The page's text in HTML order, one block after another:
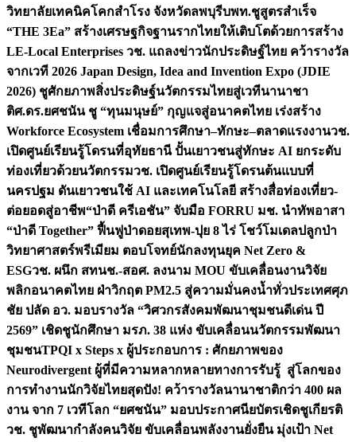
วิทยาลัยเทคนิคโคกสำโรง จังหวัดลพบุรีบพท.ชูสูตรสำเร็จ
“THE 3Ea” สร้างเศรษฐกิจฐานรากไทยให้เติบโตด้วยการสร้าง
LE-Local Enterprises วช. แถลงข่าวนักประดิษฐ์ไทย คว้ารางวัล
จากเวที 2026 Japan Design, Idea and Invention Expo (JDIE
2026) ชูศักยภาพสิ่งประดิษฐ์นวัตกรรมไทยสู่เวทีนานาชา
ติศ.ดร.ยศชนัน ชู “ทุนมนุษย์” กุญแจสู่อนาคตไทย เร่งสร้าง
Workforce Ecosystem เชื่อมการศึกษา–ทักษะ–ตลาดแรงงานวช.
เปิดศูนย์เรียนรู้โดรนที่อุทัยธานี ปั้นเยาวชนสู่ทักษะ AI ยกระดับ
ท่องเที่ยวด้วยนวัตกรรมวช. เปิดศูนย์เรียนรู้โดรนต้นแบบที่
นครปฐม ดันเยาวชนใช้ AI และเทคโนโลยี สร้างสื่อท่องเที่ยว-
ต่อยอดสู่อาชีพ“ป่าดี ครีเอชัน” จับมือ FORRU มช. นำทัพอาสา
“ป่าดี Together” ฟื้นฟูป่าดอยสุเทพ-ปุย 8 ไร่ โชว์โมเดลปลูกป่า
วิทยาศาสตร์พรีเมียม ตอบโจทย์นักลงทุนยุค Net Zero &
ESGวช. ผนึก สทนช.-สอศ. ลงนาม MOU ขับเคลื่อนงานวิจัย
พลิกอนาคตไทย ฝ่าวิกฤต PM2.5 สู่ความมั่นคงน้ำทั่วประเทศศุภ
ชัย ปลัด อว. มอบรางวัล “วิศวกรสังคมพัฒนาชุมชนดีเด่น ปี
2569” เชิดชูนักศึกษา มรภ. 38 แห่ง ขับเคลื่อนนวัตกรรมพัฒนา
ชุมชนTPQI x Steps x ผู้ประกอบการ : ศักยภาพของ
Neurodivergent ผู้ที่มีความหลากหลายทางการรับรู้ สู่โลกของ
การทำงานนักวิจัยไทยสุดปัง! คว้ารางวัลนานาชาติกว่า 400 ผล
งาน จาก 7 เวทีโลก “ยศชนัน” มอบประกาศนียบัตรเชิดชูเกียรติ
วช. ชูพัฒนากำลังคนวิจัย ขับเคลื่อนพลังงานยั่งยืน มุ่งเป้า Net